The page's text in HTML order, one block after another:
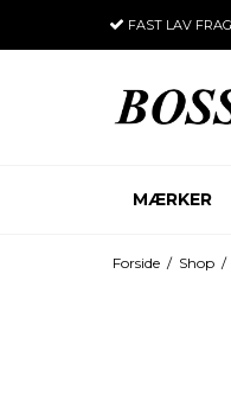
FAST LAV
MÆRKER
Forside / Shop /